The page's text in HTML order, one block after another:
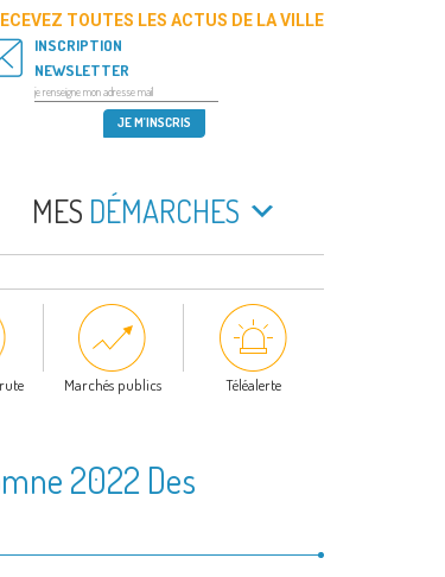
TOUTES LES ACTUS DE LA VILLE
INSCRIPTION
NEWSLETTER
MES DÉMARCHES
Marchés publics Téléalerte
2022 Des